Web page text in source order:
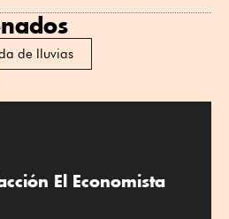
de lluvias
El Economista